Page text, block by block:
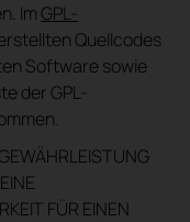
Im GPL-
Quellcodes
Software sowie
der GPL-
FÜR EINEN